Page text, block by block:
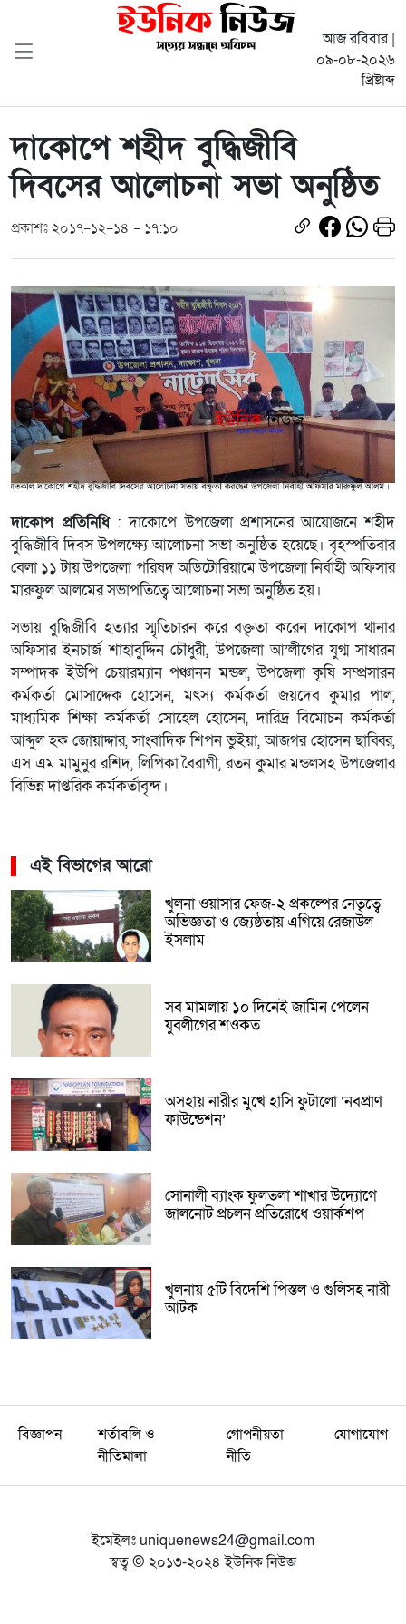
আজ রবিবার |
০৯-০৮-২০২৬
খ্রিষ্টাব্দ
দাকোপে শহীদ বুদ্ধিজীবি
দিবসের আলোচনা সভা অনুষ্ঠিত
প্রকাশঃ ২০১৭-১২-১৪ - ১৭:১০
দাকোপ প্রতিনিধি: দাকোপে উপজেলা প্রশাসনের আয়োজনে শহীদ
বুদ্ধিজীবি দিবস উপলক্ষ্যে আলোচনা সভা অনুষ্ঠিত হয়েছে। বৃহস্পতিবার
বেলা ১১ টায় উপজেলা পরিষদ অডিটোরিয়ামে উপজেলা নির্বাহী অফিসার
মারুফুল আলমের সভাপতিত্বে আলোচনা সভা অনুষ্ঠিত হয়।
সভায় বুদ্ধিজীবি হত্যার স্মৃতিচারন করে বক্তৃতা করেন দাকোপ থানার
অফিসার ইনচার্জ শাহাবুদ্দিন চৌধুরী, উপজেলা আ’লীগের যুগ্ম সাধারন
সম্পাদক ইউপি চেয়ারম্যান পঞ্চানন মন্ডল, উপজেলা কৃষি সম্প্রসারন
কর্মকর্তা মোসাদ্দেক হোসেন, মৎস্য কর্মকর্তা জয়দেব কুমার পাল,
মাধ্যমিক শিক্ষা কর্মকর্তা সোহেল হোসেন, দারিদ্র বিমোচন কর্মকর্তা
আব্দুল হক জোয়াদ্দার, সাংবাদিক শিপন ভুইয়া, আজগর হোসেন ছাব্বির,
এস এম মামুনুর রশিদ, লিপিকা বৈরাগী, রতন কুমার মন্ডলসহ উপজেলার
বিভিন্ন দাপ্তরিক কর্মকর্তাবৃন্দ।
এই বিভাগের আরো
খুলনা ওয়াসার ফেজ-২ প্রকল্পের নেতৃত্বে
অভিজ্ঞতা ও জ্যেষ্ঠতায় এগিয়ে রেজাউল
ইসলাম
সব মামলায় ১০ দিনেই জামিন পেলেন
যুবলীগের শওকত
অসহায় নারীর মুখে হাসি ফুটালো ‘নবপ্রাণ
ফাউন্ডেশন’
সোনালী ব্যাংক ফুলতলা শাখার উদ্যোগে
জালনোট প্রচলন প্রতিরোধে ওয়ার্কশপ
খুলনায় ৫টি বিদেশি পিস্তল ও গুলিসহ নারী
আটক
বিজ্ঞাপন
শর্তাবলি ও
নীতিমালা
গোপনীয়তা
নীতি
যোগাযোগ
ইমেইলঃ uniquenews24@gmail.com
স্বত্ব © ২০১৩-২০২৪ ইউনিক নিউজ